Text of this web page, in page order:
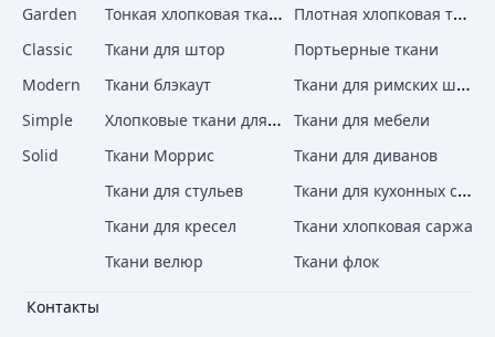
Контакты
Garden
Classic
Modern
Simple
Solid
Тонкая хлопковая ткань Плотная хлопковая ткань
Ткани для штор
Портьерные ткани
Ткани блэкаут
Ткани для римских штор
Хлопковые ткани для штор
Ткани для мебели
Ткани Моррис
Ткани для диванов
Ткани для стульев
Ткани для кухонных стульев
Ткани для кресел
Ткани хлопковая саржа
Ткани велюр
Ткани флок